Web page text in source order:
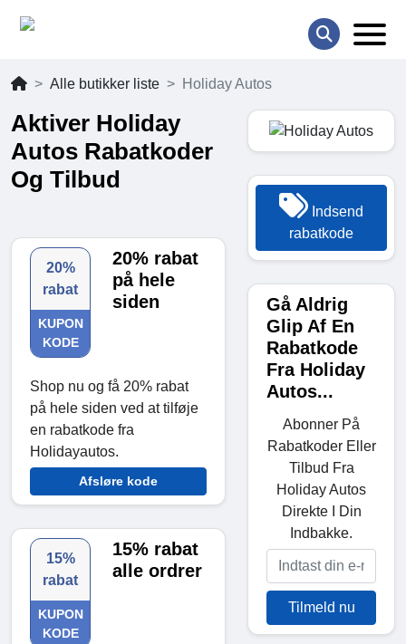
Alle butikker liste Holiday Autos
Aktiver Holiday
Autos Rabatkoder
Og Tilbud
20%
rabat
KUPON
KODE
20% rabat
på hele
siden
Shop nu og få 20% rabat
på hele siden ved at tilføje
en rabatkode fra
Holidayautos.
Afsløre kode
15%
rabat
KUPON
KODE
15% rabat
alle ordrer
Indsend
rabatkode
Gå Aldrig
Glip Af En
Rabatkode
Fra Holiday
Autos...
Abonner På
Rabatkoder Eller
Tilbud Fra
Holiday Autos
Direkte I Din
Indbakke.
Tilmeld nu